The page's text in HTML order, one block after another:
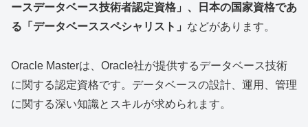
ースデータベース技術者認定資格」、日本の国家資格であ
る「データベーススペシャリスト」 などがあります。
Oracle Masterは、Oracle社が提供するデータベース技術
に関する認定資格です。データベースの設計、運用、管理
に関する深い知識とスキルが求められます。